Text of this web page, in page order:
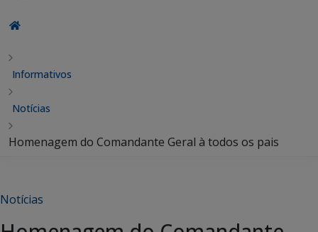
Informativos
Notícias
Homenagem do Comandante Geral à todos os pais
Notícias